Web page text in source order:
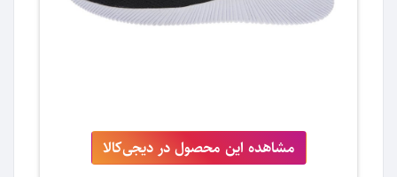
مشاهده این محصول در دیجی‌کالا